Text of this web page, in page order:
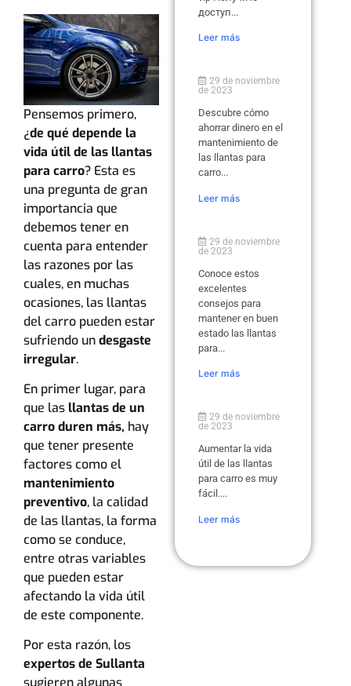
Pensemos primero,
¿de qué depende la
vida útil de las llantas
para carro? Esta es
una pregunta de gran
importancia que
debemos tener en
cuenta para entender
las razones por las
cuales, en muchas
ocasiones, las llantas
del carro pueden estar
sufriendo undesgaste
irregular.
En primer lugar, para
que las llantas de un
carro duren más, hay
que tener presente
factores como el
mantenimiento
preventivo, la calidad
de las llantas, la forma
como se conduce,
entre otras variables
que pueden estar
afectando la vida útil
de este componente.
Por esta razón, los
expertos de Sullanta
sugieren algunas
доступ...
Leer más
29 de noviembre
de 2023
Descubre cómo
ahorrar dinero en el
mantenimiento de
las llantas para
carro...
Leer más
29 de noviembre
de 2023
Conoce estos
excelentes
consejos para
mantener en buen
estado las llantas
para...
Leer más
29 de noviembre
de 2023
Aumentar la vida
útil de las llantas
para carro es muy
fácil....
Leer más